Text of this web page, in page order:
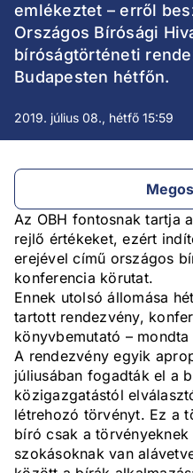
emlékeztet – erről
Országos Bírósági
bíróságtörténeti
Budapesten hétfőn.
2019. július 08., hétfő 15:59
Az OBH fontosnak tartja
rejlő értékeket, ezért
erejével című országos
konferencia körutat.
Ennek utolsó állomása
tartott rendezvény,
könyvbemutató –
A rendezvény egyik
júliusában fogadták el a
közigazgatástól
létrehozó törvényt. Ez a
bíró csak a
szokásoknak van